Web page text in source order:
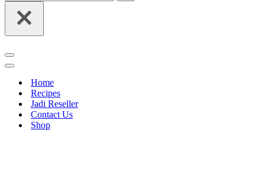
for...
Navigation
Menu
Navigation
Home
Recipes
Jadi Reseller
Contact Us
Shop